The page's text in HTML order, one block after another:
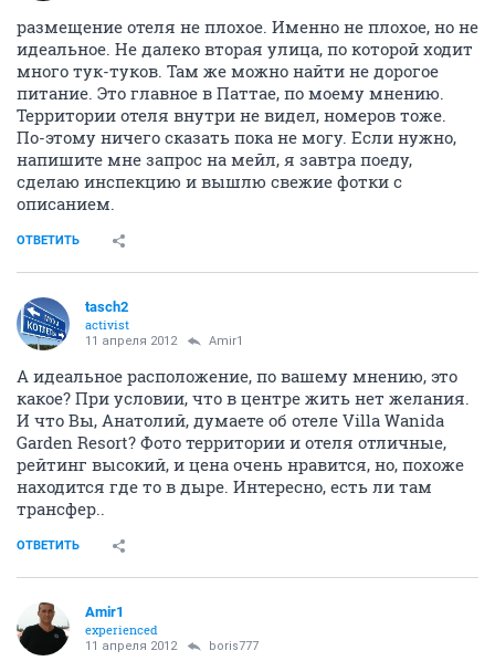
размещение отеля не плохое. Именно не плохое, но не
идеальное. Не далеко вторая улица, по которой ходит
много тук-туков. Там же можно найти не дорогое
питание. Это главное в Паттае, по моему мнению.
Территории отеля внутри не видел, номеров тоже.
По-этому ничего сказать пока не могу. Если нужно,
напишите мне запрос на мейл, я завтра поеду,
сделаю инспекцию и вышлю свежие фотки с
описанием.
ОТВЕТИТЬ
tasch2
activist
11 апреля 2012 Amir1
А идеальное расположение, по вашему мнению, это
какое? При условии, что в центре жить нет желания.
И что Вы, Анатолий, думаете об отеле Villa Wanida
Garden Resort? Фото территории и отеля отличные,
рейтинг высокий, и цена очень нравится, но, похоже
находится где то в дыре. Интересно, есть ли там
трансфер..
ОТВЕТИТЬ
Amir1
experienced
11 апреля 2012 boris777